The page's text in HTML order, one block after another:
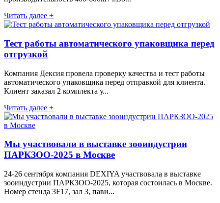
Читать далее +
Тест работы автоматического упаковщика перед
отгрузкой
Компания Дексия провела проверку качества и тест работы
автоматического упаковщика перед отправкой для клиента.
Клиент заказал 2 комплекта у...
Читать далее +
Мы участвовали в выставке зооиндустрии
ПАРКЗОО-2025 в Москве
24-26 сентября компания DEXIYA участвовала в выставке
зооиндустрии ПАРКЗОО-2025, которая состоилась в Москве.
Номер стенда 3F17, зал 3, пави...